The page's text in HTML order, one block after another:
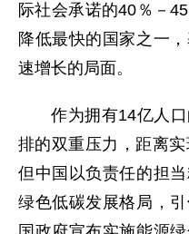
际社会承诺的40％－
降低最快的国家之一
速增长的局面。
作为拥有14亿人
排的双重压力，距离
但中国以负责任的担
绿色低碳发展格局，